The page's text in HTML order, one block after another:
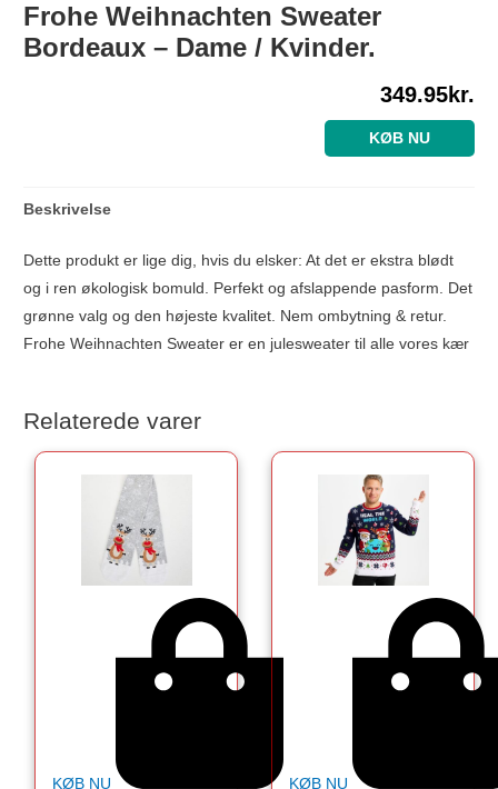
Frohe Weihnachten Sweater
Bordeaux – Dame / Kvinder.
349.95kr.
KØB NU
Beskrivelse
Dette produkt er lige dig, hvis du elsker: At det er ekstra blødt
og i ren økologisk bomuld. Perfekt og afslappende pasform. Det
grønne valg og den højeste kvalitet. Nem ombytning & retur.
Frohe Weihnachten Sweater er en julesweater til alle vores kær
Relaterede varer
KØB NU KØB NU